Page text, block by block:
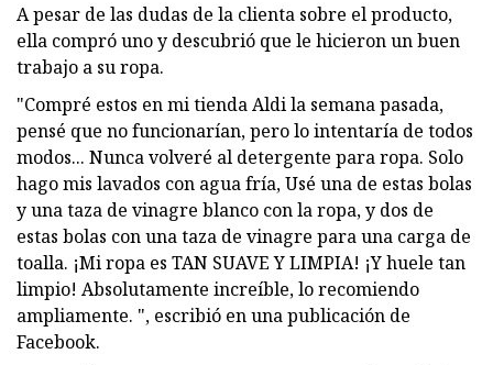
A pesar de las dudas de la clienta sobre el producto,
ella compró uno y descubrió que le hicieron un buen
trabajo a su ropa.
"Compré estos en mi tienda Aldi la semana pasada,
pensé que no funcionarían, pero lo intentaría de todos
modos... Nunca volveré al detergente para ropa. Solo
hago mis lavados con agua fría, Usé una de estas bolas
y una taza de vinagre blanco con la ropa, y dos de
estas bolas con una taza de vinagre para una carga de
toalla. ¡Mi ropa es TAN SUAVE Y LIMPIA! ¡Y huele tan
limpio! Absolutamente increíble, lo recomiendo
ampliamente. ", escribió en una publicación de
Facebook.